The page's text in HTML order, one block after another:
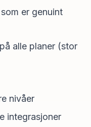
er genuint
alle planer (stor
nivåer
integrasjoner